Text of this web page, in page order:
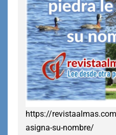
https://
asigna-su-nombre/